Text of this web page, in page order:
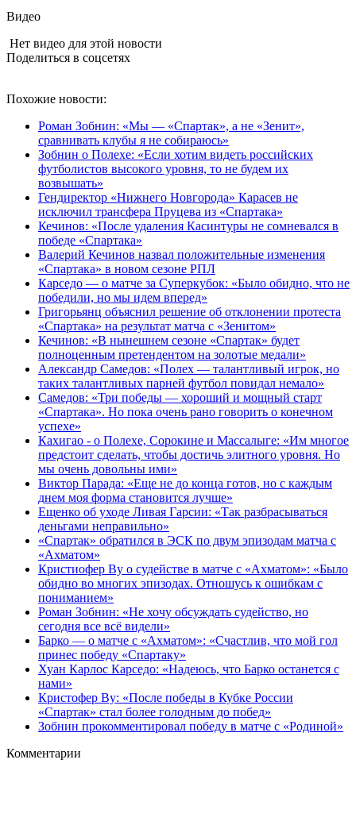
Видео
Нет видео для этой новости
Поделиться в соцсетях
Похожие новости:
Роман Зобнин: «Мы — «Спартак», а не «Зенит»,
сравнивать клубы я не собираюсь»
Зобнин о Полехе: «Если хотим видеть российских
футболистов высокого уровня, то не будем их
возвышать»
Гендиректор «Нижнего Новгорода» Карасев не
исключил трансфера Пруцева из «Спартака»
Кечинов: «После удаления Касинтуры не сомневался в
победе «Спартака»
Валерий Кечинов назвал положительные изменения
«Спартака» в новом сезоне РПЛ
Карседо — о матче за Суперкубок: «Было обидно, что не
победили, но мы идем вперед»
Григорьянц объяснил решение об отклонении протеста
«Спартака» на результат матча с «Зенитом»
Кечинов: «В нынешнем сезоне «Спартак» будет
полноценным претендентом на золотые медали»
Александр Самедов: «Полех — талантливый игрок, но
таких талантливых парней футбол повидал немало»
Самедов: «Три победы — хороший и мощный старт
«Спартака». Но пока очень рано говорить о конечном
успехе»
Кахигао - о Полехе, Сорокине и Массалыге: «Им многое
предстоит сделать, чтобы достичь элитного уровня. Но
мы очень довольны ими»
Виктор Парада: «Еще не до конца готов, но с каждым
днем моя форма становится лучше»
Ещенко об уходе Ливая Гарсии: «Так разбрасываться
деньгами неправильно»
«Спартак» обратился в ЭСК по двум эпизодам матча с
«Ахматом»
Кристиофер Ву о судействе в матче с «Ахматом»: «Было
обидно во многих эпизодах. Отношусь к ошибкам с
пониманием»
Роман Зобнин: «Не хочу обсуждать судейство, но
сегодня все всё видели»
Барко — о матче с «Ахматом»: «Счастлив, что мой гол
принес победу «Спартаку»
Хуан Карлос Карседо: «Надеюсь, что Барко останется с
нами»
Кристофер Ву: «После победы в Кубке России
«Спартак» стал более голодным до побед»
Зобнин прокомментировал победу в матче с «Родиной»
Комментарии